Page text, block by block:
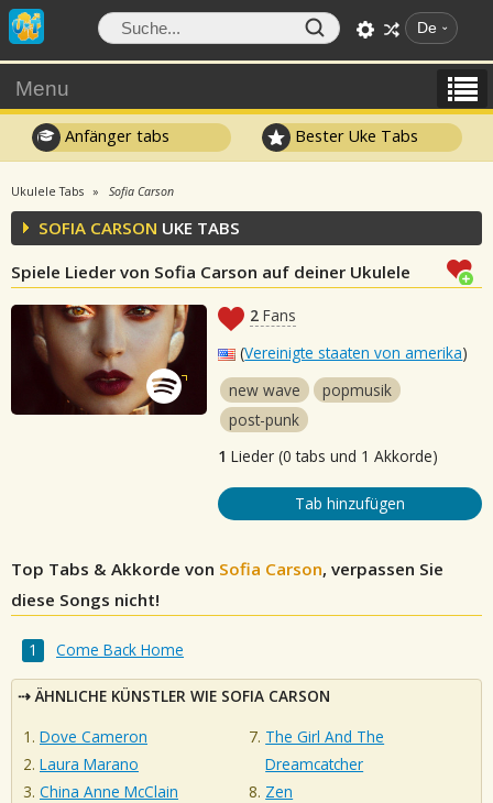
De
Menu
Anfänger tabs Bester Uke Tabs
Ukulele Tabs Sofia Carson
SOFIA CARSON UKE TABS
Spiele Lieder von Sofia Carson auf deiner Ukulele
2 Fans
(Vereinigte staaten von amerika)
new wave
popmusik
post-punk
1 Lieder (0 tabs und 1 Akkorde)
Tab hinzufügen
Top Tabs & Akkorde von Sofia Carson, verpassen Sie
diese Songs nicht!
Come Back Home
ÄHNLICHE KÜNSTLER WIE SOFIA CARSON
Dove Cameron
Laura Marano
China Anne McClain
The Girl And The
Dreamcatcher
Zen